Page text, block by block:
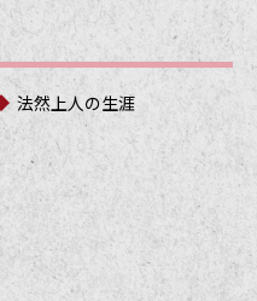
法然上人の生涯